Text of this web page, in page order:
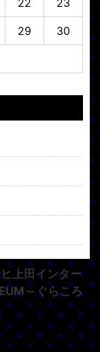
29 30
上田インター
～ぐらころ